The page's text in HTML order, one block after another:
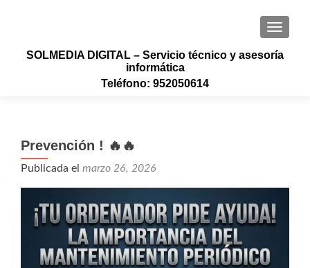
SOLMEDIA DIGITAL – Servicio técnico y asesoría
informática
Teléfono: 952050614
Prevención ! 🔥🔥
Publicada el marzo 26, 2026